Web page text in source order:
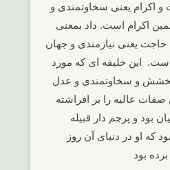
اکرام یعنی سخاوتمندی و
اکرام است. داد بمعنی
یعنی نیازمندی و جهان
این خلیفه ای که مورد
و سخاوتمندی و عدل
عالیه را بر افراشته
بود و پرچم دار قبیله
که او در دنیای آن روز
بود